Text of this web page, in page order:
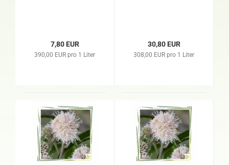
7,80 EUR
390,00 EUR pro 1 Liter
30,80 EUR
308,00 EUR pro 1 Liter